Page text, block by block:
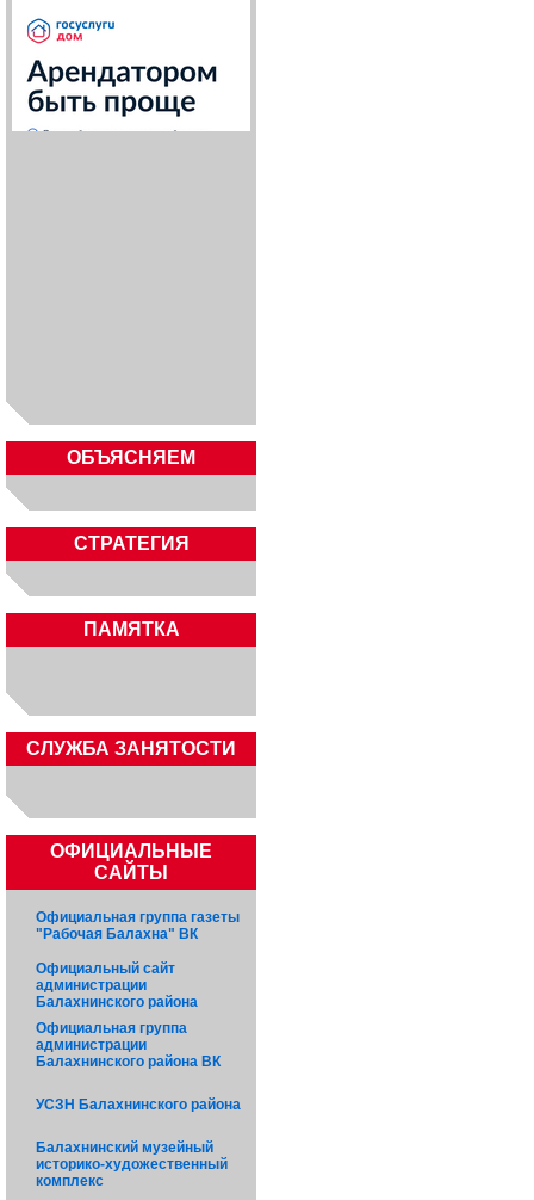
ОБЪЯСНЯЕМ
СТРАТЕГИЯ
ПАМЯТКА
CЛУЖБА ЗАНЯТОСТИ
ОФИЦИАЛЬНЫЕ
САЙТЫ
Официальная группа газеты
"Рабочая Балахна" ВК
Официальный сайт
администрации
Балахнинского района
Официальная группа
администрации
Балахнинского района ВК
УСЗН Балахнинского района
Балахнинский музейный
историко-художественный
комплекс